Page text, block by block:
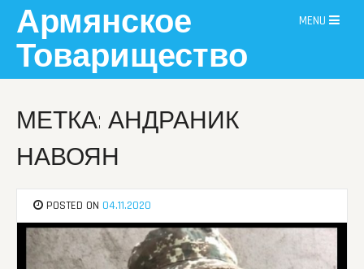
content
Армянское
Товарищество
MENU
МЕТКА: АНДРАНИК
НАВОЯН
POSTED ON 04.11.2020